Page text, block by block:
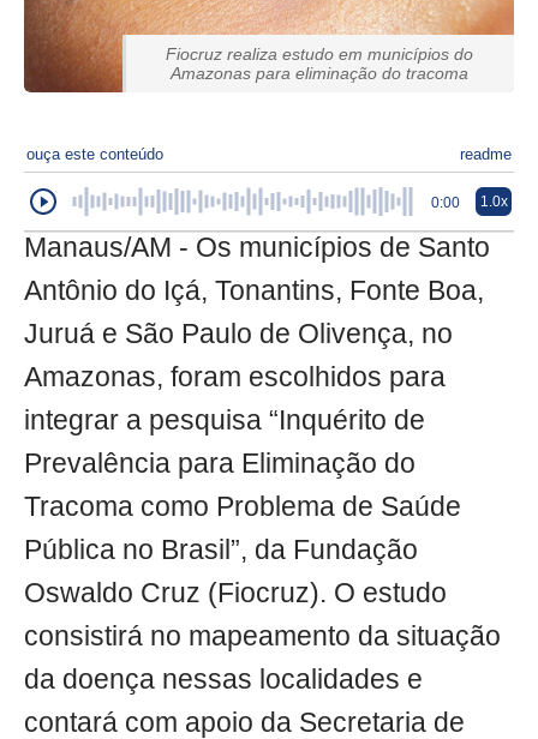
Fiocruz realiza estudo em municípios do
Amazonas para eliminação do tracoma
ouça este conteúdo readme
0:00 1.0x
Manaus/AM - Os municípios de Santo
Antônio do Içá, Tonantins, Fonte Boa,
Juruá e São Paulo de Olivença, no
Amazonas, foram escolhidos para
integrar a pesquisa “Inquérito de
Prevalência para Eliminação do
Tracoma como Problema de Saúde
Pública no Brasil”, da Fundação
Oswaldo Cruz (Fiocruz). O estudo
consistirá no mapeamento da situação
da doença nessas localidades e
contará com apoio da Secretaria de